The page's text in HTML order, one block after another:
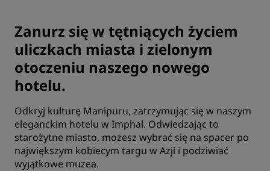
Zanurz się w tętniących życiem
uliczkach miasta i zielonym
otoczeniu naszego nowego
hotelu.
Odkryj kulturę Manipuru, zatrzymując się w naszym
eleganckim hotelu w Imphal. Odwiedzając to
starożytne miasto, możesz wybrać się na spacer po
największym kobiecym targu w Azji i podziwiać
wyjątkowe muzea.